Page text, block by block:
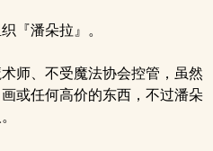
『潘朵拉』。
师、不受魔法协会控管，虽然
或任何高价的东西，不过潘朵